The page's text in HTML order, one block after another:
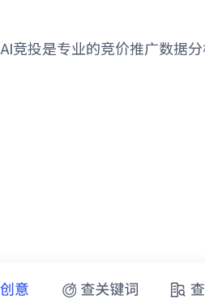
AI竞投是专业的竞价推广数据